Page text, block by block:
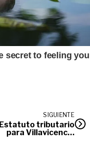
SIGUIENTE
Estatuto tributario
para Villavicencio